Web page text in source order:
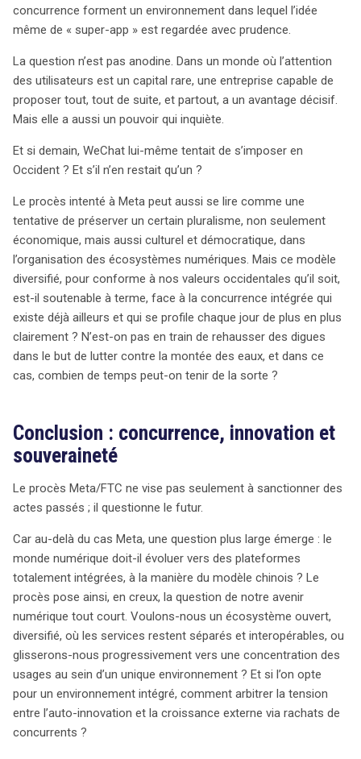
concurrence forment un environnement dans lequel l’idée
même de « super-app » est regardée avec prudence.
La question n’est pas anodine. Dans un monde où l’attention
des utilisateurs est un capital rare, une entreprise capable de
proposer tout, tout de suite, et partout, a un avantage décisif.
Mais elle a aussi un pouvoir qui inquiète.
Et si demain, WeChat lui-même tentait de s’imposer en
Occident ? Et s’il n’en restait qu’un ?
Le procès intenté à Meta peut aussi se lire comme une
tentative de préserver un certain pluralisme, non seulement
économique, mais aussi culturel et démocratique, dans
l’organisation des écosystèmes numériques. Mais ce modèle
diversifié, pour conforme à nos valeurs occidentales qu’il soit,
est-il soutenable à terme, face à la concurrence intégrée qui
existe déjà ailleurs et qui se profile chaque jour de plus en plus
clairement ? N’est-on pas en train de rehausser des digues
dans le but de lutter contre la montée des eaux, et dans ce
cas, combien de temps peut-on tenir de la sorte ?
Conclusion : concurrence, innovation et
souveraineté
Le procès Meta/FTC ne vise pas seulement à sanctionner des
actes passés ; il questionne le futur.
Car au-delà du cas Meta, une question plus large émerge : le
monde numérique doit-il évoluer vers des plateformes
totalement intégrées, à la manière du modèle chinois ? Le
procès pose ainsi, en creux, la question de notre avenir
numérique tout court. Voulons-nous un écosystème ouvert,
diversifié, où les services restent séparés et interopérables, ou
glisserons-nous progressivement vers une concentration des
usages au sein d’un unique environnement ? Et si l’on opte
pour un environnement intégré, comment arbitrer la tension
entre l’auto-innovation et la croissance externe via rachats de
concurrents ?